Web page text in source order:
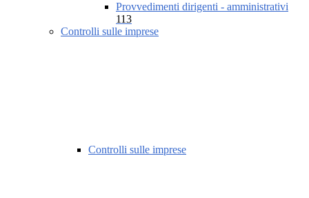
Provvedimenti dirigenti - amministrativi
113
Controlli sulle imprese
Controlli sulle imprese